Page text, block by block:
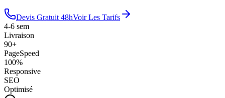
Devis Gratuit 48hVoir Les Tarifs
4-6 sem
Livraison
90+
PageSpeed
100%
Responsive
SEO
Optimisé